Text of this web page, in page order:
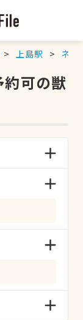
上島駅 ネッ
可の獣